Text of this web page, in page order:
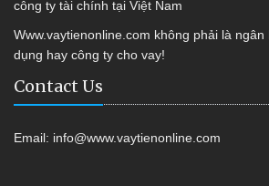
công ty tài chính tại Việt Nam
Www.vaytienonline.com không phải là
dụng hay công ty cho vay!
Contact Us
Email: info@www.vaytienonline.com